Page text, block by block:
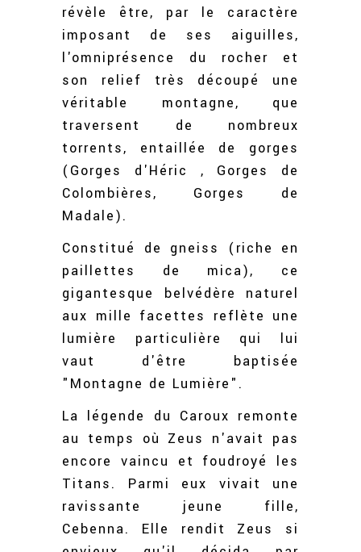
révèle être, par le caractère
imposant de ses aiguilles,
l'omniprésence du rocher et
son relief très découpé une
véritable montagne, que
traversent de nombreux
torrents, entaillée de gorges
(Gorges d'Héric , Gorges de
Colombières, Gorges de
Madale).
Constitué de gneiss (riche en
paillettes de mica), ce
gigantesque belvédère naturel
aux mille facettes reflète une
lumière particulière qui lui
vaut d'être baptisée
"Montagne de Lumière".
La légende du Caroux remonte
au temps où Zeus n'avait pas
encore vaincu et foudroyé les
Titans. Parmi eux vivait une
ravissante jeune fille,
Cebenna. Elle rendit Zeus si